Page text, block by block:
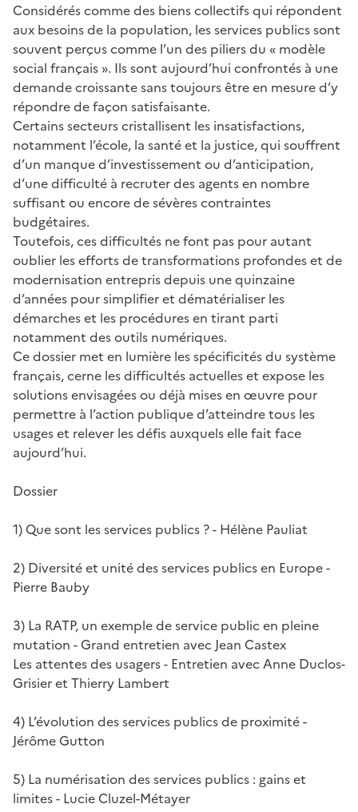
Considérés comme des biens collectifs qui répondent
aux besoins de la population, les services publics sont
souvent perçus comme l’un des piliers du « modèle
social français ». Ils sont aujourd’hui confrontés à une
demande croissante sans toujours être en mesure d’y
répondre de façon satisfaisante.
Certains secteurs cristallisent les insatisfactions,
notamment l’école, la santé et la justice, qui souffrent
d’un manque d’investissement ou d’anticipation,
d’une difficulté à recruter des agents en nombre
suffisant ou encore de sévères contraintes
budgétaires.
Toutefois, ces difficultés ne font pas pour autant
oublier les efforts de transformations profondes et de
modernisation entrepris depuis une quinzaine
d’années pour simplifier et dématérialiser les
démarches et les procédures en tirant parti
notamment des outils numériques.
Ce dossier met en lumière les spécificités du système
français, cerne les difficultés actuelles et expose les
solutions envisagées ou déjà mises en œuvre pour
permettre à l’action publique d’atteindre tous les
usages et relever les défis auxquels elle fait face
aujourd’hui.
Dossier
1) Que sont les services publics ? - Hélène Pauliat
2) Diversité et unité des services publics en Europe -
Pierre Bauby
3) La RATP, un exemple de service public en pleine
mutation - Grand entretien avec Jean Castex
Les attentes des usagers - Entretien avec Anne Duclos-
Grisier et Thierry Lambert
4) L’évolution des services publics de proximité -
Jérôme Gutton
5) La numérisation des services publics : gains et
limites - Lucie Cluzel-Métayer